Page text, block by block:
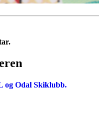
og Odal Skiklubb.